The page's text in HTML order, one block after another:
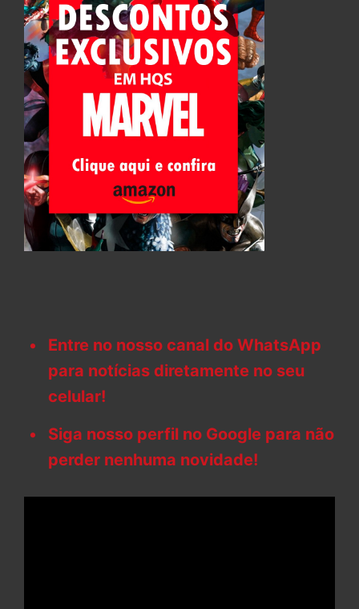
Entre no nosso canal do WhatsApp
para notícias diretamente no seu
celular!
Siga nosso perfil no Google para não
perder nenhuma novidade!